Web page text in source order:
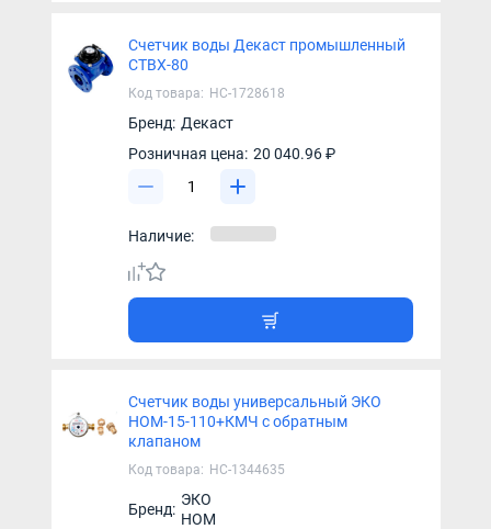
Счетчик воды Декаст промышленный
СТВХ-80
Код товара: НС-1728618
Бренд: Декаст
Розничная цена: 20 040.96 ₽
Наличие:
Счетчик воды универсальный ЭКО
НОМ-15-110+КМЧ с обратным
клапаном
Код товара: НС-1344635
Бренд:
ЭКО
НОМ